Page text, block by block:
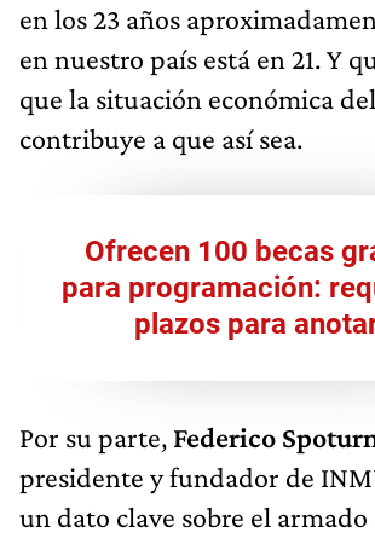
en los 23 años
en nuestro país está en 21. Y
que la situación económica
contribuye a que así sea.
Ofrecen 100 becas
para programación:
plazos para
Por su parte, Federico
presidente y fundador de
un dato clave sobre el armado